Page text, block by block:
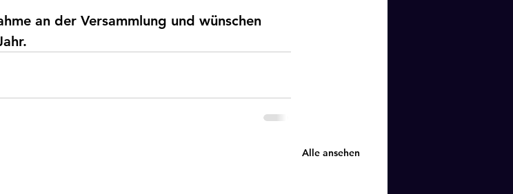
an der Versammlung und wünschen
Alle ansehen